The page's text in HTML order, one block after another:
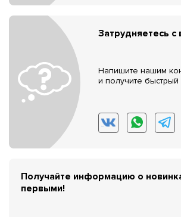
Затрудняетесь
Напишите нашим
и получите быстрый
Получайте информацию о
первыми!